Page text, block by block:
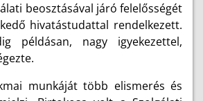
beosztásával járó felelősségét
hivatástudattal rendelkezett.
példásan, nagy igyekezettel,
munkáját több elismerés és